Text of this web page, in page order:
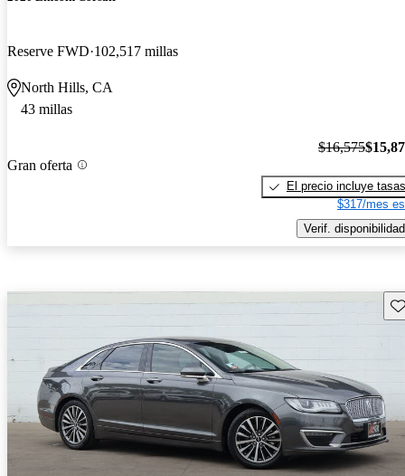
Reserve FWD 102,517 millas
North Hills, CA
43 millas
Gran oferta
$16,575
El precio incluye tasas
$317/mes
Verif. disponibilidad